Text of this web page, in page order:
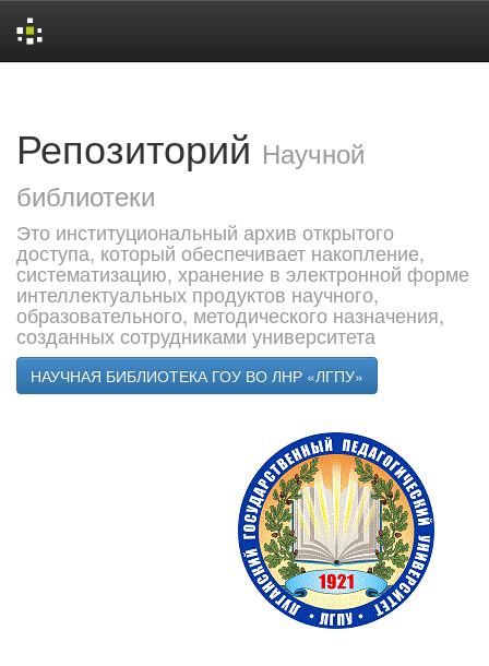
Репозиторий Научной
библиотеки
Это институциональный архив открытого
доступа, который обеспечивает накопление,
систематизацию, хранение в электронной форме
интеллектуальных продуктов научного,
образовательного, методического назначения,
созданных сотрудниками университета
НАУЧНАЯ БИБЛИОТЕКА ГОУ ВО ЛНР «ЛГПУ»